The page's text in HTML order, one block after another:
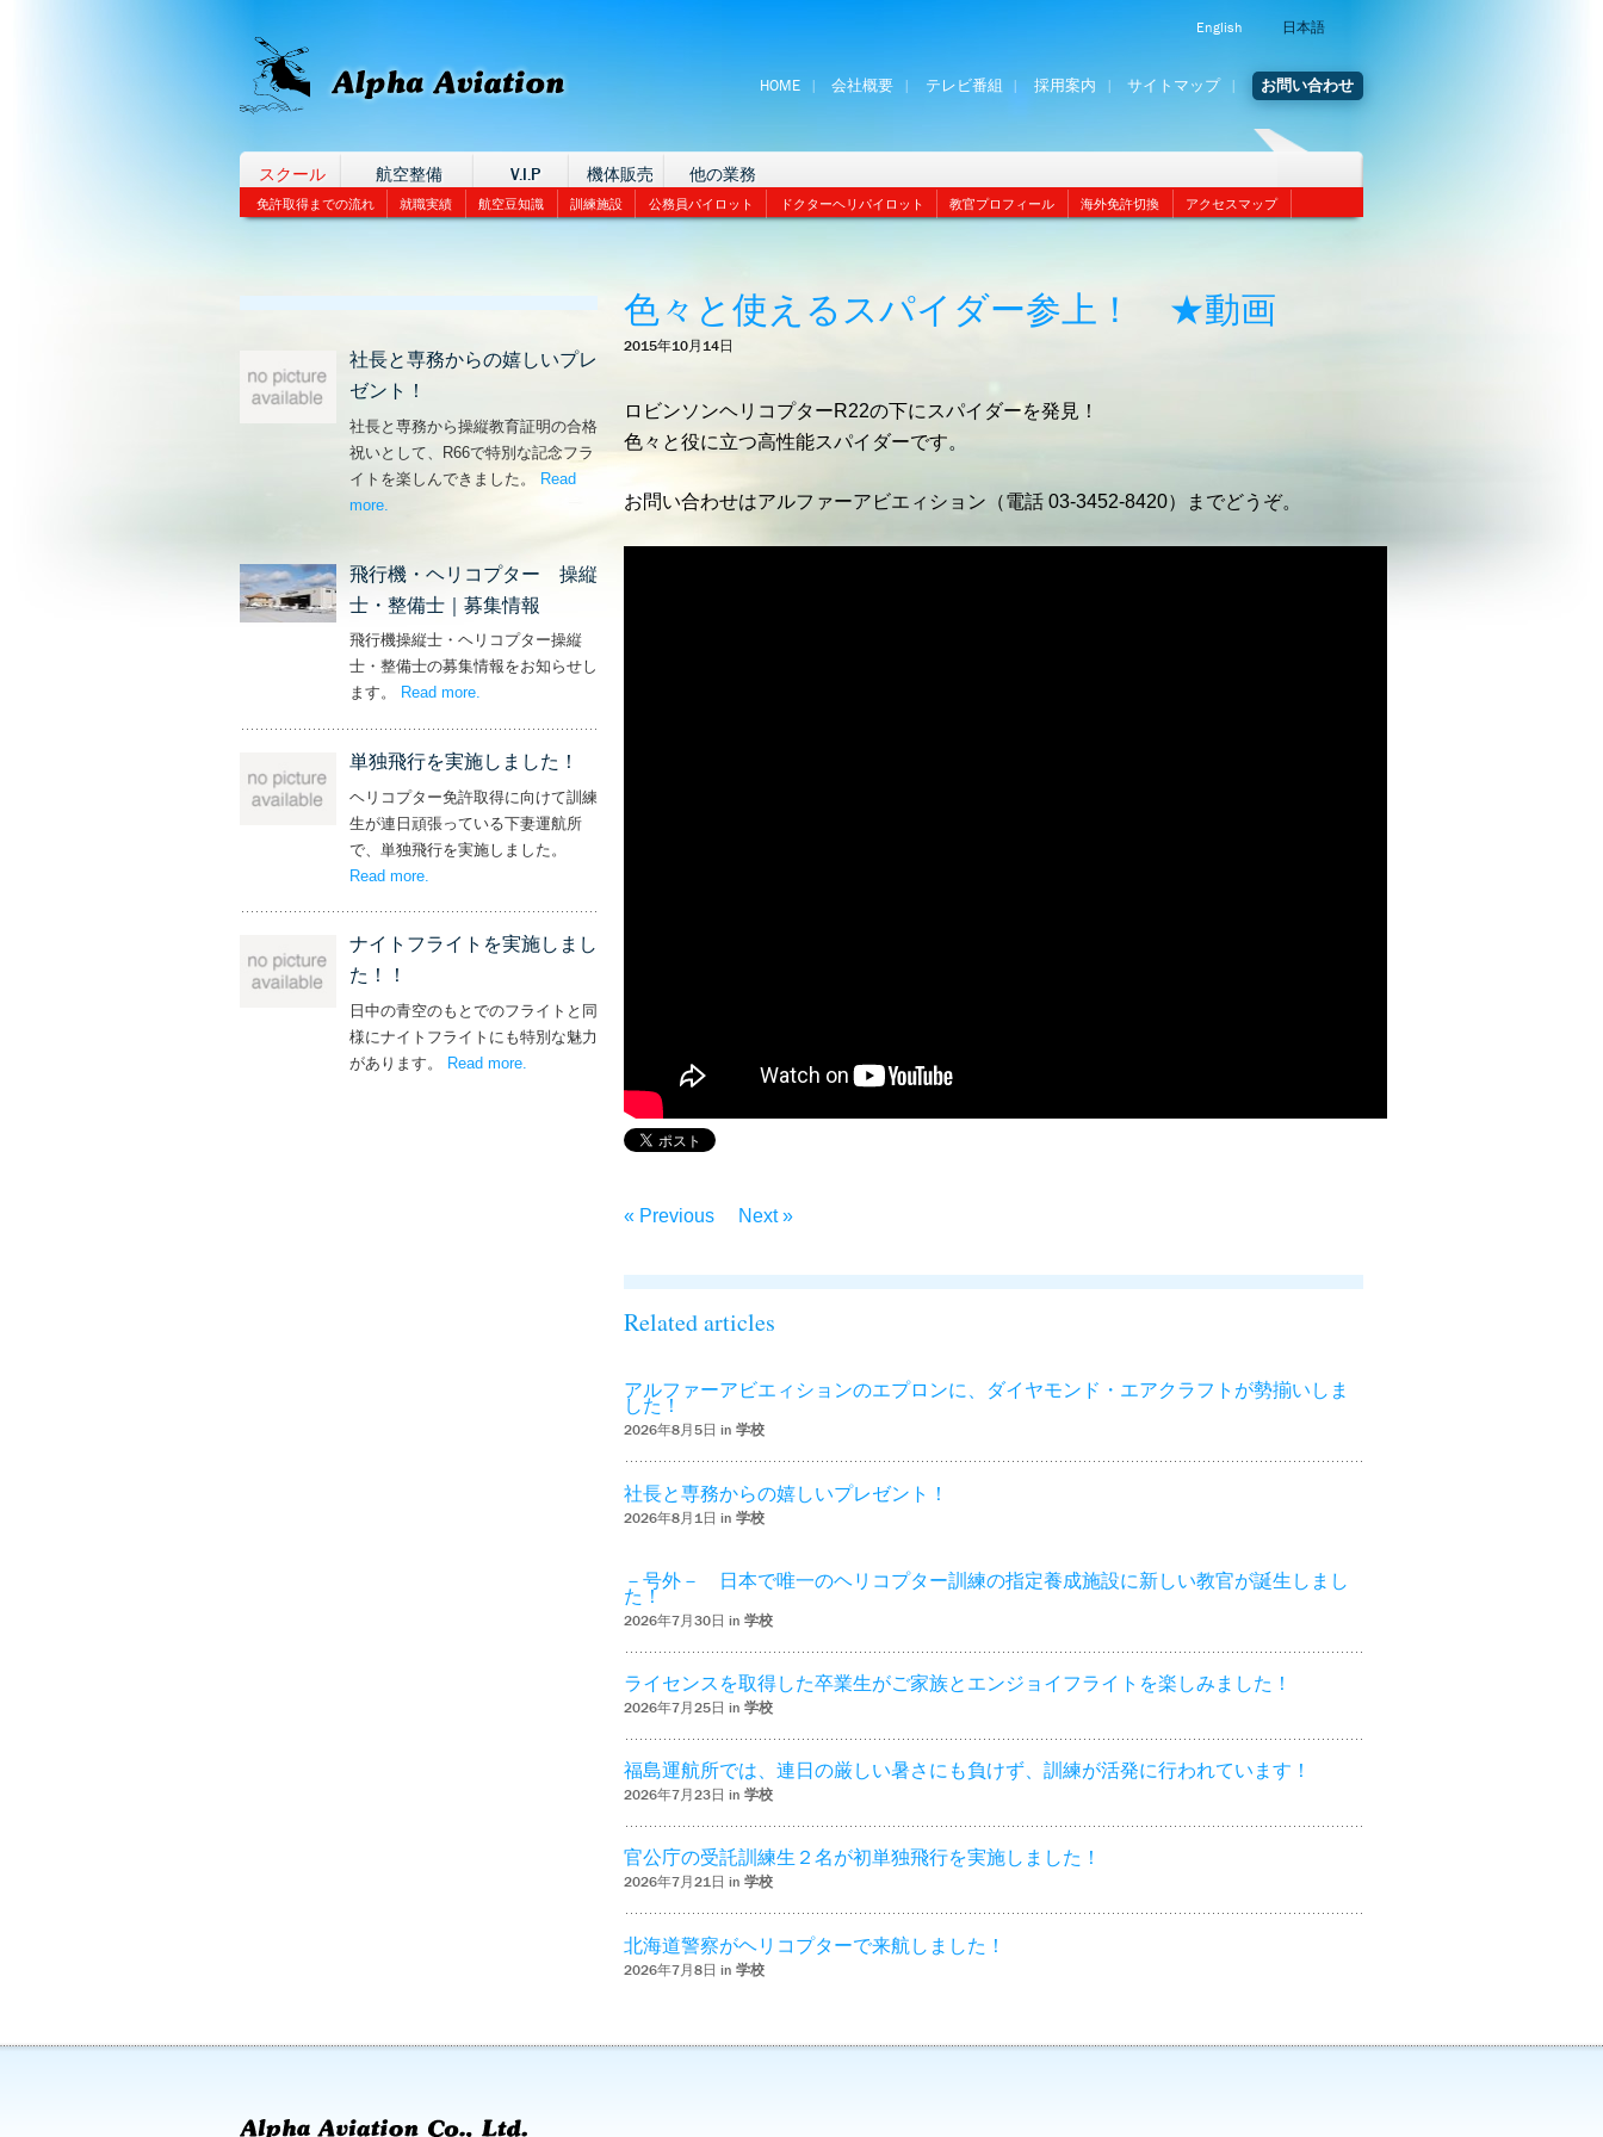
English 日本語
HOME 会社概要 テレビ番組 採用案内 サイトマップ お問い合わせ
スクール 航空整備 V.I.P 機体販売 他の業務
免許取得までの流れ 就職実績 航空豆知識 訓練施設 公務員パイロット ドクターヘリパイロット 教官プロフィール 海外免許切換 アクセスマップ
色々と使えるスパイダー参上！ ★動画
2015年10月14日
ロビンソンヘリコプターR22の下にスパイダーを発見！
色々と役に立つ高性能スパイダーです。
お問い合わせはアルファーアビエィション（電話 03-3452-8420）までどうぞ。
« Previous Next »
社長と専務からの嬉しいプレ
ゼント！
社長と専務から操縦教育証明の合格
祝いとして、R66で特別な記念フラ
イトを楽しんできました。
Read
more – ‘社長と専務からの嬉しいプレゼント！’
飛行機・ヘリコプター 操縦
士・整備士｜募集情報
飛行機操縦士・ヘリコプター操縦
士・整備士の募集情報をお知らせし
ます。
Read more– ‘飛行機・ヘリコプター 操縦士・整備士｜募集情報’
.
単独飛行を実施しました！
ヘリコプター免許取得に向けて訓練
生が連日頑張っている下妻運航所
で、単独飛行を実施しました。
Read more
ナイトフライトを実施しまし
た！！
日中の青空のもとでのフライトと同
様にナイトフライトにも特別な魅力
があります。
Read more– ‘ナイトフライトを実施しました！！’
.
Related articles
アルファーアビエィションのエプロンに、ダイヤモンド・エアクラフトが勢揃いしま
した！
2026年8月5日 in 学校
社長と専務からの嬉しいプレゼント！
2026年8月1日 in 学校
－号外－ 日本で唯一のヘリコプター訓練の指定養成施設に新しい教官が誕生しまし
た！
2026年7月30日 in 学校
ライセンスを取得した卒業生がご家族とエンジョイフライトを楽しみました！
2026年7月25日 in 学校
福島運航所では、連日の厳しい暑さにも負けず、訓練が活発に行われています！
2026年7月23日 in 学校
官公庁の受託訓練生２名が初単独飛行を実施しました！
2026年7月21日 in 学校
北海道警察がヘリコプターで来航しました！
2026年7月8日 in 学校